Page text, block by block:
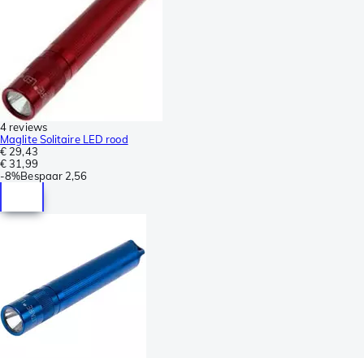
4 reviews
Maglite Solitaire LED rood
€ 29,43
€ 31,99
-8%Bespaar 2,56